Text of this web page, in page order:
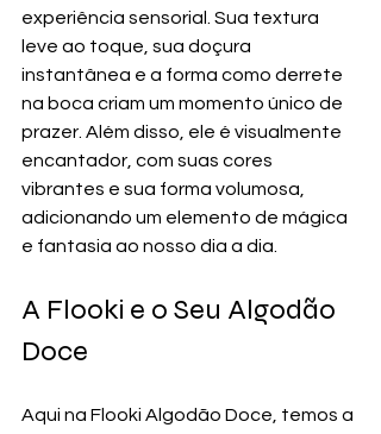
experiência sensorial. Sua textura
leve ao toque, sua doçura
instantânea e a forma como derrete
na boca criam um momento único de
prazer. Além disso, ele é visualmente
encantador, com suas cores
vibrantes e sua forma volumosa,
adicionando um elemento de mágica
e fantasia ao nosso dia a dia.
A Flooki e o Seu Algodão
Doce
Aqui na Flooki Algodão Doce, temos a